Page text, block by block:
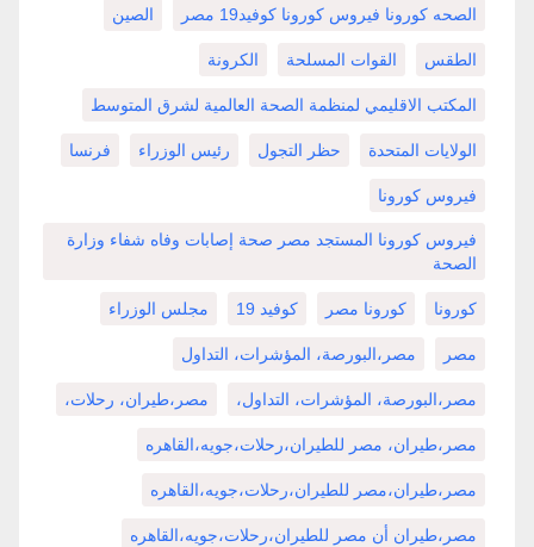
الصحه كورونا فيروس كورونا كوفيد19 مصر الصين
الطقس القوات المسلحة الكرونة
المكتب الاقليمي لمنظمة الصحة العالمية لشرق المتوسط
الولايات المتحدة حظر التجول رئيس الوزراء فرنسا
فيروس كورونا
فيروس كورونا المستجد مصر صحة إصابات وفاه شفاء وزارة
الصحة
كورونا كورونا مصر كوفيد 19 مجلس الوزراء
مصر مصر،البورصة، المؤشرات، التداول
مصر،البورصة، المؤشرات، التداول، مصر،طيران، رحلات،
مصر،طيران، مصر للطيران،رحلات،جويه،القاهره
مصر،طيران،مصر للطيران،رحلات،جويه،القاهره
مصر،طيران أن مصر للطيران،رحلات،جويه،القاهره